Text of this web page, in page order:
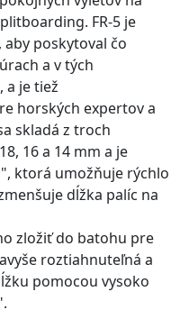
FR-5 je
poskytoval čo
a v tých
a je tiež
horských expertov a
skladá z troch
16 a 14 mm a je
", ktorá umožňuje rýchlo
dĺžka palíc na
zložiť do batohu pre
roztiahnuteľná a
pomocou vysoko